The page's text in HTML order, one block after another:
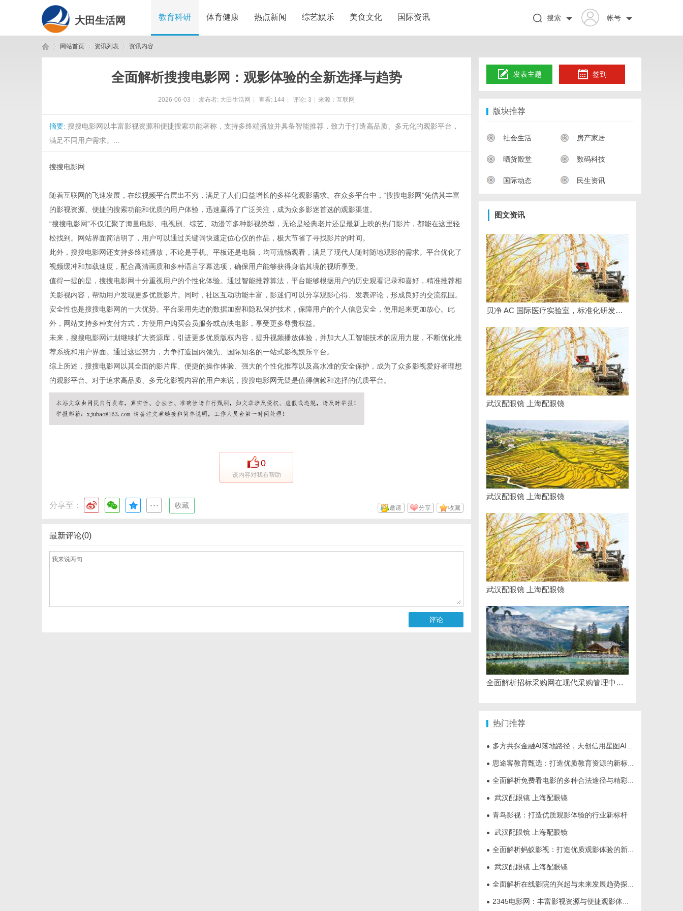
大田生活网 教育科研 体育健康 热点新闻 综艺娱乐 美食文化 国际资讯 帐号
搜索
网站首页 资讯列表 资讯内容
全面解析搜搜电影网：观影体验的全新选择与趋势
2026-06-03 发布者: 大田生活网 查看: 144 评论: 3 来源：互联网
摘要: 搜搜电影网以丰富影视资源和便捷搜索功能著称，支持多终端播放并具备智能推荐，致力于打造高品质、多元化的观影平台，
满足不同用户需求。...
搜搜电影网
随着互联网的飞速发展，在线视频平台层出不穷，满足了人们日益增长的多样化观影需求。在众多平台中，“搜搜电影网”凭借其丰富
的影视资源、便捷的搜索功能和优质的用户体验，迅速赢得了广泛关注，成为众多影迷首选的观影渠道。
“搜搜电影网”不仅汇聚了海量电影、电视剧、综艺、动漫等多种影视类型，无论是经典老片还是最新上映的热门影片，都能在这里轻
松找到。网站界面简洁明了，用户可以通过关键词快速定位心仪的作品，极大节省了寻找影片的时间。
此外，搜搜电影网还支持多终端播放，不论是手机、平板还是电脑，均可流畅观看，满足了现代人随时随地观影的需求。平台优化了
视频缓冲和加载速度，配合高清画质和多种语言字幕选项，确保用户能够获得身临其境的视听享受。
值得一提的是，搜搜电影网十分重视用户的个性化体验。通过智能推荐算法，平台能够根据用户的历史观看记录和喜好，精准推荐相
关影视内容，帮助用户发现更多优质影片。同时，社区互动功能丰富，影迷们可以分享观影心得、发表评论，形成良好的交流氛围。
安全性也是搜搜电影网的一大优势。平台采用先进的数据加密和隐私保护技术，保障用户的个人信息安全，使用起来更加放心。此
外，网站支持多种支付方式，方便用户购买会员服务或点映电影，享受更多尊贵权益。
未来，搜搜电影网计划继续扩大资源库，引进更多优质版权内容，提升视频播放体验，并加大人工智能技术的应用力度，不断优化推
荐系统和用户界面。通过这些努力，力争打造国内领先、国际知名的一站式影视娱乐平台。
综上所述，搜搜电影网以其全面的影片库、便捷的操作体验、强大的个性化推荐以及高水准的安全保护，成为了众多影视爱好者理想
的观影平台。对于追求高品质、多元化影视内容的用户来说，搜搜电影网无疑是值得信赖和选择的优质平台。
0
该内容对我有帮助
分享至： 收藏 收藏
分享
邀请
最新评论(0)
评论
发表主题 签到
版块推荐
社会生活 房产家居
晒货殿堂 数码科技
国际动态 民生资讯
图文资讯
贝净 AC 国际医疗实验室，标准化研发体系全解析
武汉配眼镜 上海配眼镜
武汉配眼镜 上海配眼镜
武汉配眼镜 上海配眼镜
全面解析招标采购网在现代采购管理中的重要作用与应用
热门推荐
● 多方共探金融AI落地路径，天创信用星图AI助力产业金融智能升级
● 思途客教育甄选：打造优质教育资源的新标杆
● 全面解析免费看电影的多种合法途径与精彩体验
● 武汉配眼镜 上海配眼镜
● 青鸟影视：打造优质观影体验的行业新标杆
● 武汉配眼镜 上海配眼镜
● 全面解析蚂蚁影视：打造优质观影体验的新兴平台
● 武汉配眼镜 上海配眼镜
● 全面解析在线影院的兴起与未来发展趋势探讨
● 2345电影网：丰富影视资源与便捷观影体验的最佳选择